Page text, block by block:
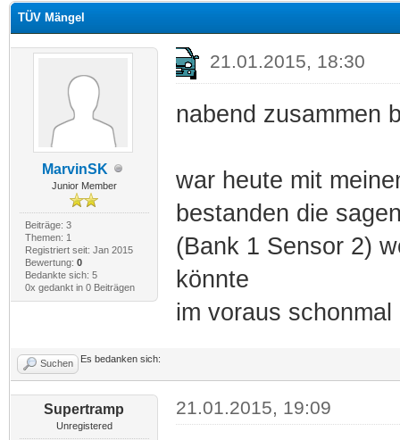
TÜV Mängel
MarvinSK
Junior Member
Beiträge: 3
Themen: 1
Registriert seit: Jan 2015
Bewertung: 0
Bedankte sich: 5
0x gedankt in 0 Beiträgen
21.01.2015, 18:30
nabend zusammen
war heute mit
bestanden die
(Bank 1 Sensor 2)
könnte
im voraus
Suchen Es bedanken sich:
Supertramp
Unregistered
21.01.2015, 19:09